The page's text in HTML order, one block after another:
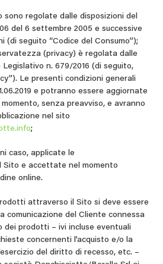
sono regolate dalle disposizioni del
del 6 settembre 2005 e successive
(di seguito “Codice del Consumo”);
(privacy) è regolata dalle
n. 679/2016 (di seguito,
Le presenti condizioni generali
e potranno essere aggiornate
senza preavviso, e avranno
nel sito
;
caso, applicate le
Sito e accettate nel momento
online.
attraverso il Sito si deve essere
comunicazione del Cliente connessa
dei prodotti – ivi incluse eventuali
concernenti l’acquisto e/o la
del diritto di recesso, etc. –